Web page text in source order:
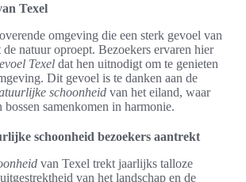
Texel
omgeving die een sterk gevoel van
natuur oproept. Bezoekers ervaren hier
Texel dat hen uitnodigt om te genieten
Dit gevoel is te danken aan de
schoonheid van het eiland, waar
bossen samenkomen in harmonie.
schoonheid bezoekers aantrekt
van Texel trekt jaarlijks talloze
van het landschap en de